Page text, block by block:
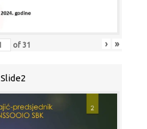
of 31 › »
Slide2